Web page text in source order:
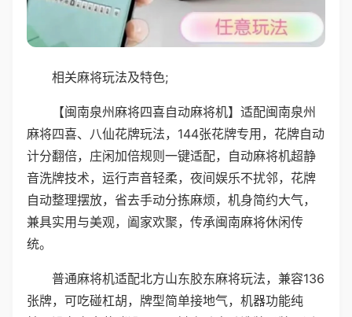
相关麻将玩法及特色;
【闽南泉州麻将四喜自动麻将机】适配闽南泉州
麻将四喜、八仙花牌玩法，144张花牌专用，花牌自动
计分翻倍，庄闲加倍规则一键适配，自动麻将机超静
音洗牌技术，运行声音轻柔，夜间娱乐不扰邻，花牌
自动整理摆放，省去手动分拣麻烦，机身简约大气，
兼具实用与美观，阖家欢聚，传承闽南麻将休闲传
统。
普通麻将机适配北方山东胶东麻将玩法，兼容136
张牌，可吃碰杠胡，牌型简单接地气，机器功能纯